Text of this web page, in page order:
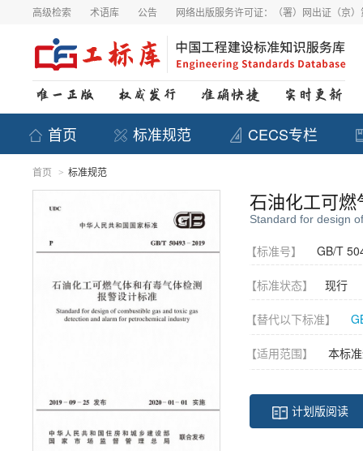
高级检索 术语库 公告 网络出版服务许可证：（署）网出证（京
首页 标准规范 CECS专栏
首页 > 标准规范
石油化工可
Standard for design
【标准号】 GB/T
【标准状态】 现行
【替代以下标准】
【适用范围】 本标
计划版阅读